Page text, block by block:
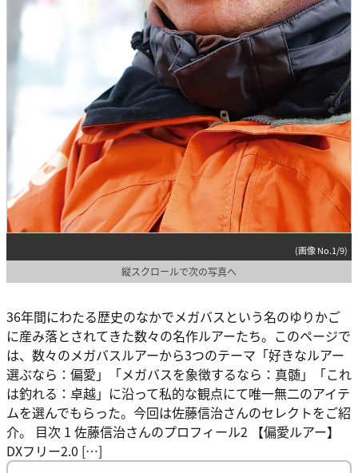
(画像 No.1/9)
縦スクロールで次の写真へ
36年間にわたる歴史のなかでメガバスという名のゆりかご
に産み落とされてきた数々の名作ルアーたち。このページで
は、数々のメガバスルアーから3つのテーマ「好きなルアー
選ぶなら：偏愛」「メガバスを象徴するなら：真髄」「これ
は釣れる：卓越」に沿って私的な観点にて唯一無二のアイテ
ムを選んでもらった。今回は佐藤信治さんのセレクトをご紹
介。 目次 1 佐藤信治さんのプロフィール2 【偏愛ルアー】
DXフリー2.0 […]